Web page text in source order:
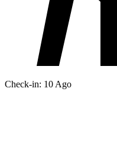
Check-in: 10 Ago